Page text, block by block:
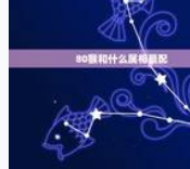
2、相合、三合代表
3、相刑代表性格不
古人云：